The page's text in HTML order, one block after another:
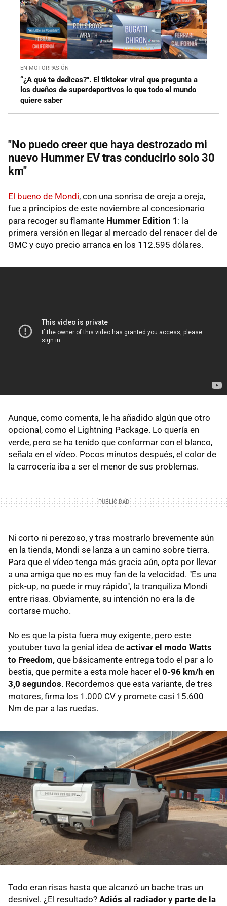
EN MOTORPASIÓN
“¿A qué te dedicas?". El tiktoker viral que pregunta a
los dueños de superdeportivos lo que todo el mundo
quiere saber
"No puedo creer que haya destrozado mi
nuevo Hummer EV tras conducirlo solo 30
km"
El bueno de Mondi, con una sonrisa de oreja a oreja,
fue a principios de este noviembre al concesionario
para recoger su flamante Hummer Edition 1 : la
primera versión en llegar al mercado del renacer del de
GMC y cuyo precio arranca en los 112.595 dólares.
Aunque, como comenta, le ha añadido algún que otro
opcional, como el Lightning Package. Lo quería en
verde, pero se ha tenido que conformar con el blanco,
señala en el vídeo. Pocos minutos después, el color de
la carrocería iba a ser el menor de sus problemas.
Ni corto ni perezoso, y tras mostrarlo brevemente aún
en la tienda, Mondi se lanza a un camino sobre tierra.
Para que el vídeo tenga más gracia aún, opta por llevar
a una amiga que no es muy fan de la velocidad. "Es una
pick-up, no puede ir muy rápido", la tranquiliza Mondi
entre risas. Obviamente, su intención no era la de
cortarse mucho.
No es que la pista fuera muy exigente, pero este
youtuber tuvo la genial idea de activar el modo Watts
to Freedom, que básicamente entrega todo el par a lo
bestia, que permite a esta mole hacer el 0-96 km/h en
3,0 segundos. Recordemos que esta variante, de tres
motores, firma los 1.000 CV y promete casi 15.600
Nm de par a las ruedas.
Todo eran risas hasta que alcanzó un bache tras un
desnivel. ¿El resultado? Adiós al radiador y parte de la